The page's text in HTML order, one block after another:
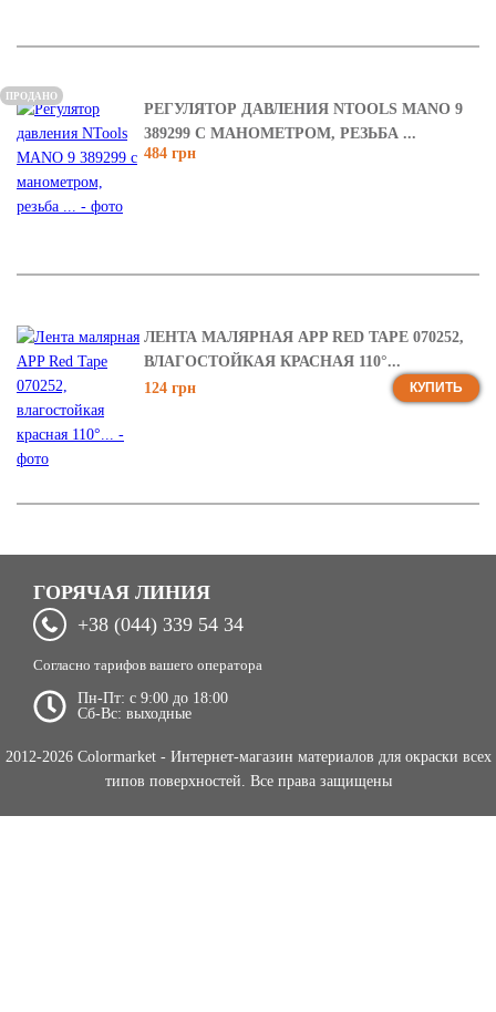
РЕГУЛЯТОР ДАВЛЕНИЯ NTOOLS MANO 9
389299 С МАНОМЕТРОМ, РЕЗЬБА ...
484 грн
ПРОДАНО
ЛЕНТА МАЛЯРНАЯ APP RED TAPE 070252,
ВЛАГОСТОЙКАЯ КРАСНАЯ 110°...
124 грн
КУПИТЬ
ГОРЯЧАЯ ЛИНИЯ
+38 (044) 339 54 34
Согласно тарифов вашего оператора
Пн-Пт: c 9:00 до 18:00
Сб-Вс: выходные
2012-2026 Colormarket - Интернет-магазин материалов для окраски всех
типов поверхностей. Все права защищены